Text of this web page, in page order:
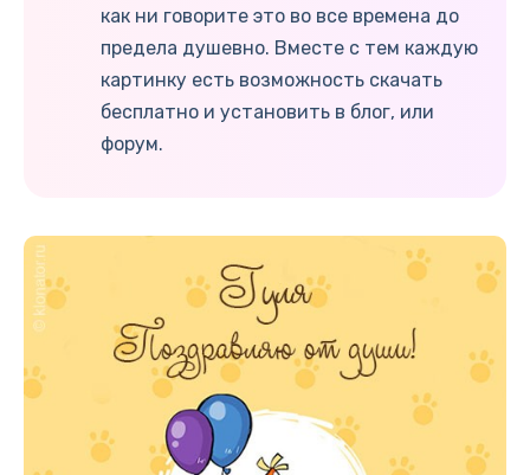
как ни говорите это во все времена до
предела душевно. Вместе с тем каждую
картинку есть возможность скачать
бесплатно и установить в блог, или
форум.